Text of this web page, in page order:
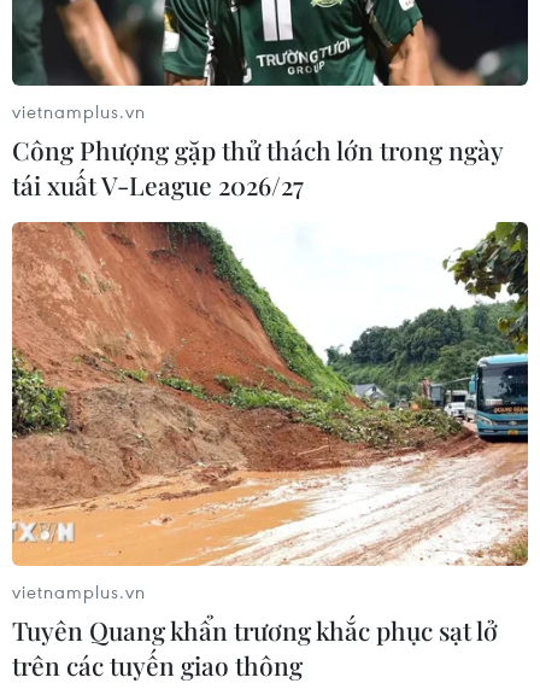
vietnamplus.vn
Công Phượng gặp thử thách lớn trong ngày
tái xuất V-League 2026/27
vietnamplus.vn
Tuyên Quang khẩn trương khắc phục sạt lở
trên các tuyến giao thông